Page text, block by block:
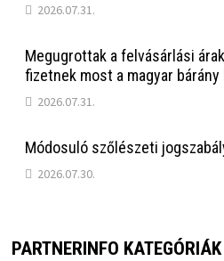
2026.07.31.
Megugrottak a felvásárlási
fizetnek most a magyar
2026.07.31.
Módosuló szőlészeti
2026.07.30.
PARTNERINFO KATEGÓRIÁK